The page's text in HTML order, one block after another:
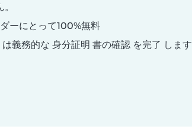
ーにとって100%無料
義務的な 身分証明 書の確認 を完了 します